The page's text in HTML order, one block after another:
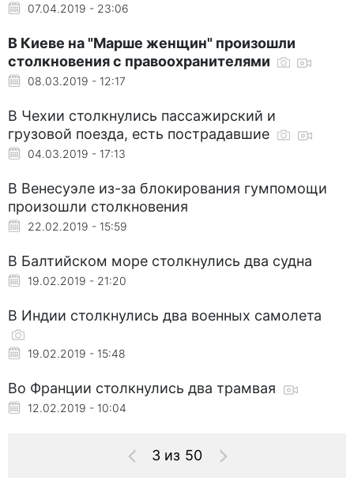
07.04.2019 - 23:06
В Киеве на "Марше женщин" произошли
столкновения с правоохранителями
08.03.2019 - 12:17
В Чехии столкнулись пассажирский и
грузовой поезда, есть пострадавшие
04.03.2019 - 17:13
В Венесуэле из-за блокирования гумпомощи
произошли столкновения
22.02.2019 - 15:59
В Балтийском море столкнулись два судна
19.02.2019 - 21:20
В Индии столкнулись два военных самолета
19.02.2019 - 15:48
Во Франции столкнулись два трамвая
12.02.2019 - 10:04
3 из 50